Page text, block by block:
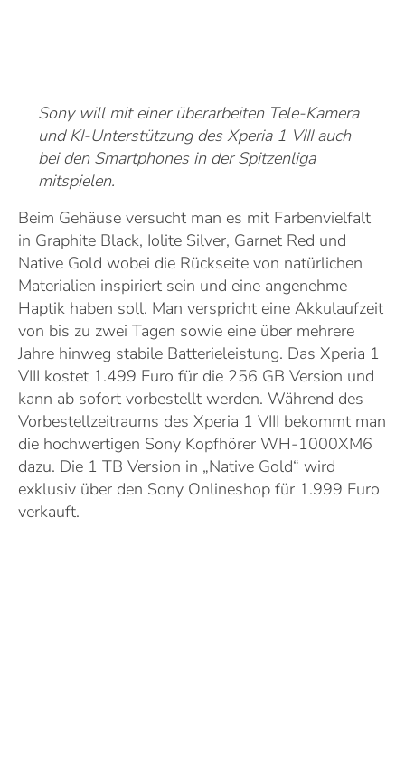
Sony will mit einer überarbeiten Tele-Kamera
und KI-Unterstützung des Xperia 1 VIII auch
bei den Smartphones in der Spitzenliga
mitspielen.
Beim Gehäuse versucht man es mit Farbenvielfalt
in Graphite Black, Iolite Silver, Garnet Red und
Native Gold wobei die Rückseite von natürlichen
Materialien inspiriert sein und eine angenehme
Haptik haben soll. Man verspricht eine Akkulaufzeit
von bis zu zwei Tagen sowie eine über mehrere
Jahre hinweg stabile Batterieleistung. Das Xperia 1
VIII kostet 1.499 Euro für die 256 GB Version und
kann ab sofort vorbestellt werden. Während des
Vorbestellzeitraums des Xperia 1 VIII bekommt man
die hochwertigen Sony Kopfhörer WH-1000XM6
dazu. Die 1 TB Version in „Native Gold“ wird
exklusiv über den Sony Onlineshop für 1.999 Euro
verkauft.